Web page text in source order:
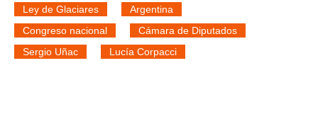
Ley de Glaciares
Argentina
Congreso nacional
Cámara de Diputados
Sergio Uñac
Lucía Corpacci